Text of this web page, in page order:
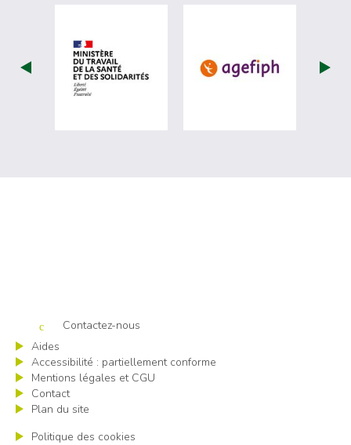
visiter les site de Ministère du travail
visiter les
Cap emploi 40-64 Pays basque
Contactez-nous
Aides
Accessibilité : partiellement conforme
Mentions légales et CGU
Contact
Plan du site
Politique des cookies